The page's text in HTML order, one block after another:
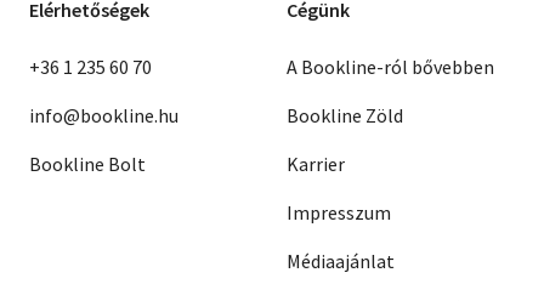
Elérhetőségek
+36 1 235 60 70
info@bookline.hu
Bookline Bolt
Cégünk
A Bookline-ról bővebben
Bookline Zöld
Karrier
Impresszum
Médiaajánlat